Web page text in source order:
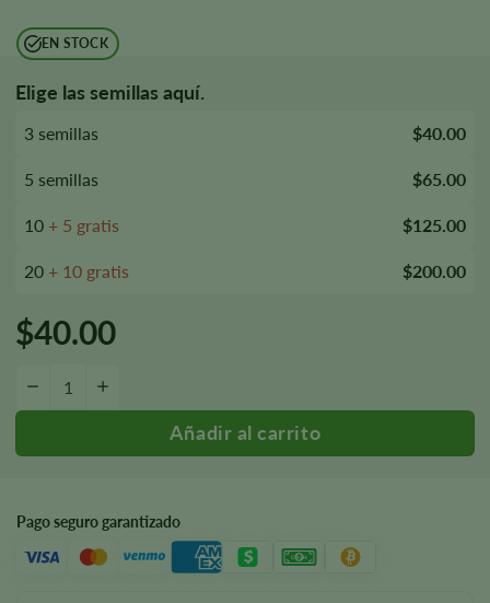
EN STOCK
Elige las semillas aquí.
3 semillas $40.00
5 semillas $65.00
10 + 5 gratis $125.00
20 + 10 gratis $200.00
$40.00
—
Pago seguro garantizado